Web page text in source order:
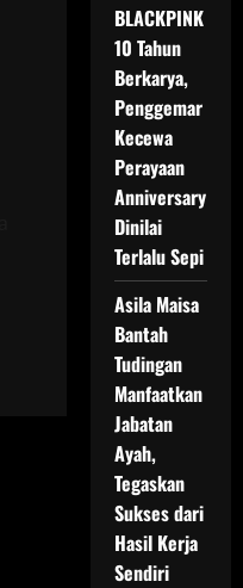
BLACKPINK
10 Tahun
Berkarya,
Penggemar
Kecewa
Perayaan
Anniversary
Dinilai
Terlalu Sepi
Asila Maisa
Bantah
Tudingan
Manfaatkan
Jabatan
Ayah,
Tegaskan
Sukses dari
Hasil Kerja
Sendiri